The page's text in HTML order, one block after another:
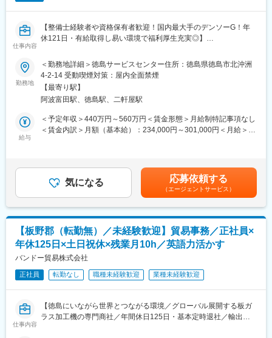
◇海外旅行が趣味
◇語学力を活かしたい
◇仕事で海外へ行ける機会に挑戦したい
◇残業少なめ＆年休多めでメリハリを重視したい
⇒一つでも当てはまる方はぜひご応募ください
変更の範囲：会社の定める業務
■当社の特徴や強み
1983年創業時から『生命を科学する』というフィロソフィーを掲
げ、生物の健康と成長を支える製品の提供に力を注ぎ、現在で
は、動物用医薬品、ワクチン、飼料添加物など多岐にわたる製品
畜産分野では、牛の健康維持に有効なバイパス製剤「乳肝（ミル
カン）」を業界に先駆けて開発するなど、現場のニーズに応える
製品を提供し、生産現場を支えています。水産分野では、養殖現
場の声をもとに実用性の高いワクチンや医薬品を手がけ、フェノ
的な製品も開発しています。また、バイオ科学グループの強みを
活かし、種苗の生産からワクチン・医薬品・飼料提供、鮮魚の卸
ASIA」へ出展するなど、海外市場への展開にも積極的に取り組ん
でいます。
変更の範囲：会社の定める業務
仕事内容
【整備士経験者や資格保有者歓迎！国内最大手のデンソーG！年
休121日・有給取得し易い環境で福利厚生充実◎】
■職務概要：
車両総合診断と車両整備、デンソー製品（電装品やカーエアコ
ン、電子製品等）の取付修理、バスエアコン・冷凍機等の取付・
修理等のアフターサービスをお任せいたします。
トヨタ車に限らず様々な自動車や大型バス、トラック等、携わる
車種は多岐にわたるため技術力を上げることができます。
・自動車の点検・修理、冷凍車の点検・修理
・自動車部品や機器の販売
をはじめトラック・バスなどの幅広い車種の自動車用品の取り付
け・メンテナンス・故障診断を行って頂きます。
自社サービスセンターもしくは高知県内の現地に赴いて整備作業
を行っていただきます。
カーディーラー等で対応が困難な部分を対応するため、整備士資
格・経験を活かし日々新鮮な業務を担当することが出来ます。今
後は車検・点検・整備にも注力していく予定です。
※主な取り扱い製品：カーエアコン・カーナビゲーション・ドライ
ブレコーダー・デジタルタコグラフ等
勤務地
＜勤務地詳細＞徳島サービスセンター住所：徳島県徳島市北沖洲
4-2-14 受動喫煙対策：屋内全面禁煙
【最寄り駅】
阿波富田駅、徳島駅、二軒屋駅
給与
＜予定年収＞440万円～560万円＜賃金形態＞月給制特記事項なし
＜賃金内訳＞月額（基本給）：234,000円～301,000円＜月給＞
でも目安の金額であり、選考を通じて上下する可能性がありま
す。月給(月額)は固定手当を含めた表記です。
気になる 応募依頼する
（エージェントサービス）
【板野郡（転勤無）／未経験歓迎】貿易事務／正社員×
年休125日×土日祝休×残業月10h／英語力活かす
バンドー貿易株式会社
正社員 転勤なし 職種未経験歓迎 業種未経験歓迎
仕事内容
【徳島にいながら世界とつながる環境／グローバル展開する板ガ
ラス加工機の専門商社／年間休日125日・基本定時退社／輸出入